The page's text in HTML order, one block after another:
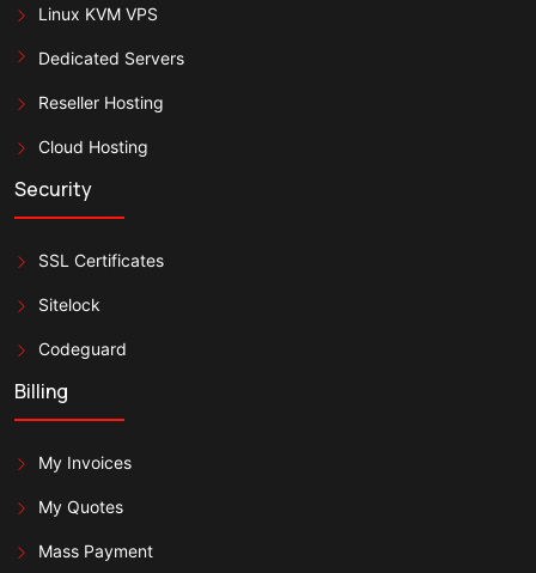
Linux KVM VPS
Dedicated Servers
Reseller Hosting
Cloud Hosting
Security
SSL Certificates
Sitelock
Codeguard
Billing
My Invoices
My Quotes
Mass Payment